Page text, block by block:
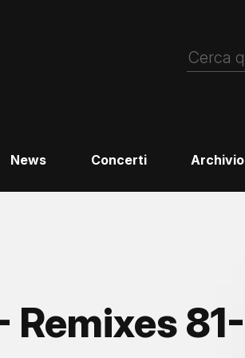
News Concerti Archivio
Remixes 81-